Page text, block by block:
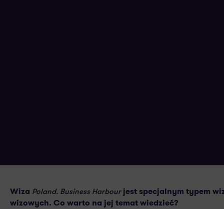
Wiza Poland. Business Harbour jest specjalnym typem
wizowych. Co warto na jej temat wiedzieć?